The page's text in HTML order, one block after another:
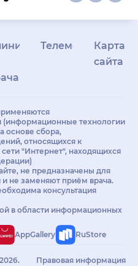
Телемедицина
Карта
сайта
(информационные технологии
основе сбора,
относящихся к
"Интернет", находящихся
не предназначены для
и не заменяют приём врача.
консультация
в области информационных
AppGallery RuStore
Правовая информация